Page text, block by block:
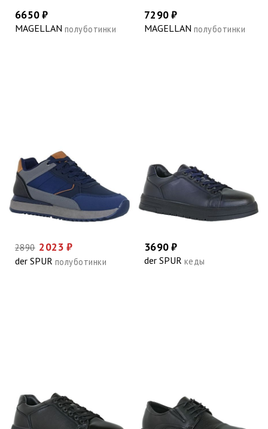
6650 ₽
MAGELLAN полуботинки
7290 ₽
MAGELLAN полуботинки
2890 2023 ₽
der SPUR полуботинки
3690 ₽
der SPUR кеды